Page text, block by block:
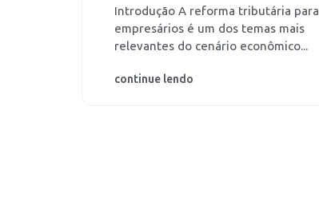
Introdução A reforma tributária para
empresários é um dos temas mais
relevantes do cenário econômico...
continue lendo